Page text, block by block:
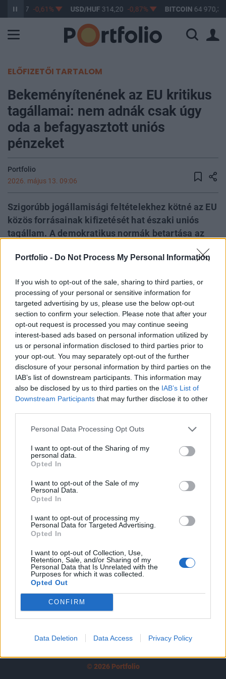
Portfolio - Do Not Process My Personal Information
If you wish to opt-out of the sale, sharing to third parties, or
processing of your personal or sensitive information for
targeted advertising by us, please use the below opt-out
section to confirm your selection. Please note that after your
opt-out request is processed you may continue seeing
interest-based ads based on personal information utilized by
us or personal information disclosed to third parties prior to
your opt-out. You may separately opt-out of the further
disclosure of your personal information by third parties on the
IAB’s list of downstream participants. This information may
also be disclosed by us to third parties on the IAB’s List of
Downstream Participants that may further disclose it to other
Personal Data Processing Opt Outs
I want to opt-out of the Sharing of my
personal data.
Opted In
I want to opt-out of the Sale of my
Personal Data.
Opted In
I want to opt-out of processing my
Personal Data for Targeted Advertising.
Opted In
I want to opt-out of Collection, Use,
Retention, Sale, and/or Sharing of my
Personal Data that Is Unrelated with the
Purposes for which it was collected.
Opted Out
CONFIRM
Data Deletion Data Access Privacy Policy
363,17 -0,61% USD/HUF 314,20 -0,87% BITCOIN 64 970,35
ELŐFIZETŐI TARTALOM
Bekeményítenének az EU kritikus
tagállamai: nem adnák csak úgy
oda a befagyasztott uniós
pénzeket
Portfolio
2026. május 13. 09:06
Szigorúbb jogállamisági feltételekhez kötné az EU
közös forrásainak kifizetését hat északi uniós
tagállam. A demokratikus normák betartása az
ütközőpontja marad, amely még az uniós
Financial Times.
Back to Europe 2026Az áprilisi választások után
visszakerült az európai térképre Magyarország, a kormány
kiemelt célja az uniós források hazahozatala, illetve
hosszabb távon az euró bevezetése. Milyen utat kell
bejárnia Magyarországnak addig és mekkora lökést
adhatnak az uniós pénzek a gazdaságnak? Ezzel a
kérdéssel foglalkozik a Portfolio konferenciája, mely
szakértőkkel...
KEDVES OLVASÓNK!
A keresett cikk a portfolio.hu hírarchívumához
tartozik, melynek olvasása előfizetéses
regisztrációhoz kötött.
Az előfizetés a következőket tartalmazza:
Portfolio.hu teljes cikkarchívum
kötéslistái
Előfizetés
MÁR ELŐFIZETŐNK VAGY?
© 2026 Portfolio